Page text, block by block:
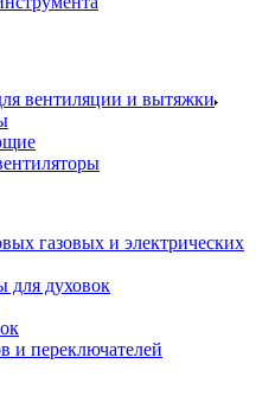
вентиляции и вытяжки
газовых и электрических
для духовок
и переключателей